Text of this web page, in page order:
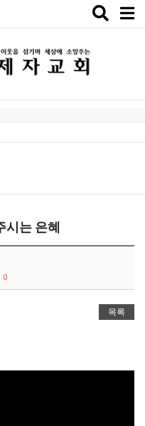
Toggle
시는 은혜
0
목록